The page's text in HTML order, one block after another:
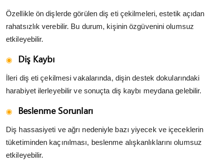
Özellikle ön dişlerde görülen diş eti çekilmeleri, estetik açıdan
rahatsızlık verebilir. Bu durum, kişinin özgüvenini olumsuz
etkileyebilir.
Diş Kaybı
İleri diş eti çekilmesi vakalarında, dişin destek dokularındaki
harabiyet ilerleyebilir ve sonuçta diş kaybı meydana gelebilir.
Beslenme Sorunları
Diş hassasiyeti ve ağrı nedeniyle bazı yiyecek ve içeceklerin
tüketiminden kaçınılması, beslenme alışkanlıklarını olumsuz
etkileyebilir.